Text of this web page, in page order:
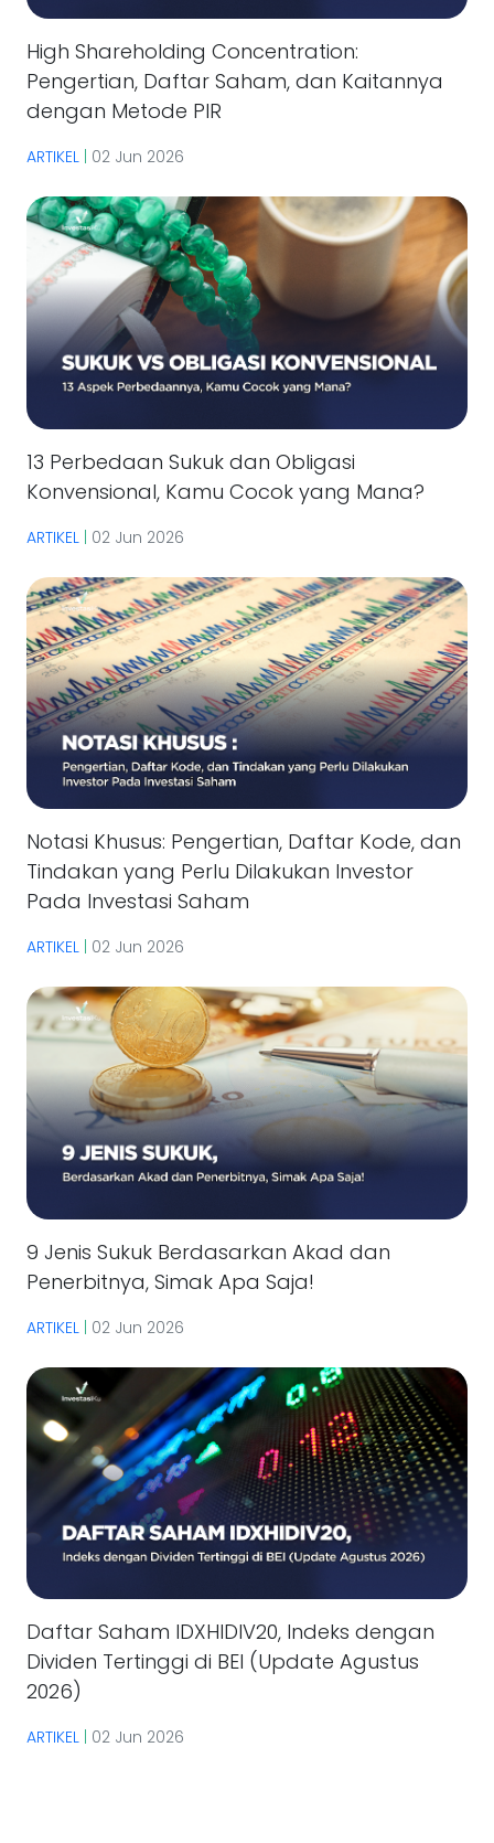
High Shareholding Concentration:
Pengertian, Daftar Saham, dan Kaitannya
dengan Metode PIR
ARTIKEL 02 Jun 2026
13 Perbedaan Sukuk dan Obligasi
Konvensional, Kamu Cocok yang Mana?
ARTIKEL | 02 Jun 2026
Notasi Khusus: Pengertian, Daftar Kode, dan
Tindakan yang Perlu Dilakukan Investor
Pada Investasi Saham
ARTIKEL 02 Jun 2026
9 Jenis Sukuk Berdasarkan Akad dan
Penerbitnya, Simak Apa Saja!
ARTIKEL | 02 Jun 2026
Daftar Saham IDXHIDIV20, Indeks dengan
Dividen Tertinggi di BEI (Update Agustus
2026)
ARTIKEL 02 Jun 2026